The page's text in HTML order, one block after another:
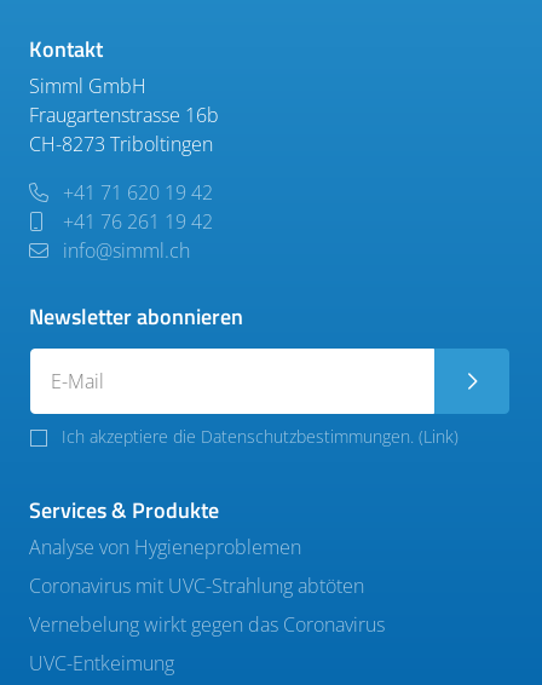
Kontakt
Simml GmbH
Fraugartenstrasse 16b
CH-8273 Triboltingen
+41 71 620 19 42
+41 76 261 19 42
info@simml.ch
Newsletter abonnieren
Ich akzeptiere die Datenschutzbestimmungen. (Link)
Services & Produkte
Analyse von Hygieneproblemen
Coronavirus mit UVC-Strahlung abtöten
Vernebelung wirkt gegen das Coronavirus
UVC-Entkeimung